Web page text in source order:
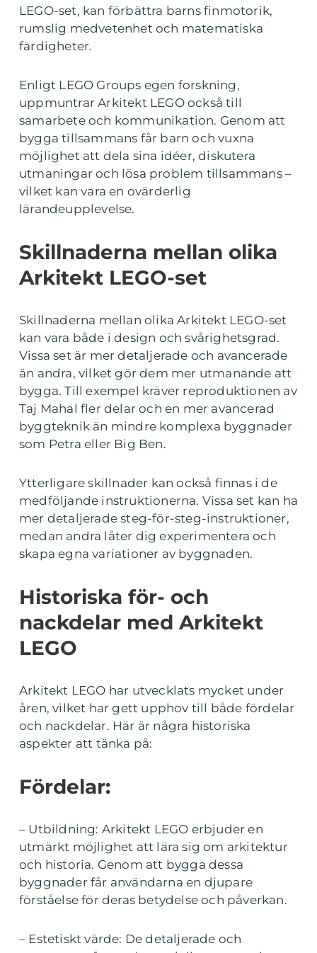
LEGO-set, kan förbättra barns finmotorik,
rumslig medvetenhet och matematiska
färdigheter.
Enligt LEGO Groups egen forskning,
uppmuntrar Arkitekt LEGO också till
samarbete och kommunikation. Genom att
bygga tillsammans får barn och vuxna
möjlighet att dela sina idéer, diskutera
utmaningar och lösa problem tillsammans –
vilket kan vara en ovärderlig
lärandeupplevelse.
Skillnaderna mellan olika
Arkitekt LEGO-set
Skillnaderna mellan olika Arkitekt LEGO-set
kan vara både i design och svårighetsgrad.
Vissa set är mer detaljerade och avancerade
än andra, vilket gör dem mer utmanande att
bygga. Till exempel kräver reproduktionen av
Taj Mahal fler delar och en mer avancerad
byggteknik än mindre komplexa byggnader
som Petra eller Big Ben.
Ytterligare skillnader kan också finnas i de
medföljande instruktionerna. Vissa set kan ha
mer detaljerade steg-för-steg-instruktioner,
medan andra låter dig experimentera och
skapa egna variationer av byggnaden.
Historiska för- och
nackdelar med Arkitekt
LEGO
Arkitekt LEGO har utvecklats mycket under
åren, vilket har gett upphov till både fördelar
och nackdelar. Här är några historiska
aspekter att tänka på:
Fördelar:
– Utbildning: Arkitekt LEGO erbjuder en
utmärkt möjlighet att lära sig om arkitektur
och historia. Genom att bygga dessa
byggnader får användarna en djupare
förståelse för deras betydelse och påverkan.
– Estetiskt värde: De detaljerade och